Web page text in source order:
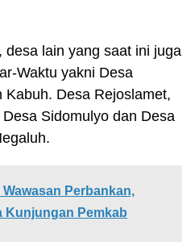
desa lain yang saat ini juga
Waktu yakni Desa
Kabuh. Desa Rejoslamet,
Sidomulyo dan Desa
Wawasan Perbankan,
Kunjungan Pemkab